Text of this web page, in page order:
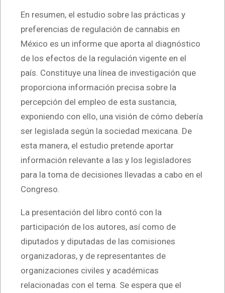
En resumen, el estudio sobre las prácticas y
preferencias de regulación de cannabis en
México es un informe que aporta al diagnóstico
de los efectos de la regulación vigente en el
país. Constituye una línea de investigación que
proporciona información precisa sobre la
percepción del empleo de esta sustancia,
exponiendo con ello, una visión de cómo debería
ser legislada según la sociedad mexicana. De
esta manera, el estudio pretende aportar
información relevante a las y los legisladores
para la toma de decisiones llevadas a cabo en el
Congreso.
La presentación del libro contó con la
participación de los autores, así como de
diputados y diputadas de las comisiones
organizadoras, y de representantes de
organizaciones civiles y académicas
relacionadas con el tema. Se espera que el